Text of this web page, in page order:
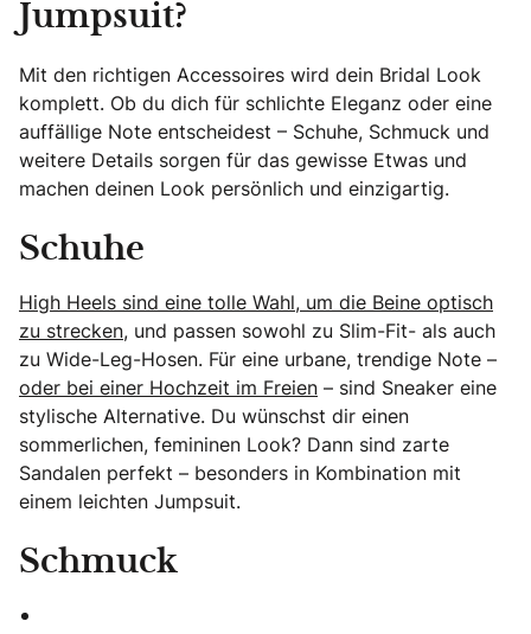
Jumpsuit?
Mit den richtigen Accessoires wird dein Bridal Look
komplett. Ob du dich für schlichte Eleganz oder eine
auffällige Note entscheidest – Schuhe, Schmuck und
weitere Details sorgen für das gewisse Etwas und
machen deinen Look persönlich und einzigartig.
Schuhe
High Heels sind eine tolle Wahl, um die Beine optisch
zu strecken, und passen sowohl zu Slim-Fit- als auch
zu Wide-Leg-Hosen. Für eine urbane, trendige Note –
oder bei einer Hochzeit im Freien – sind Sneaker eine
stylische Alternative. Du wünschst dir einen
sommerlichen, femininen Look? Dann sind zarte
Sandalen perfekt – besonders in Kombination mit
einem leichten Jumpsuit.
Schmuck